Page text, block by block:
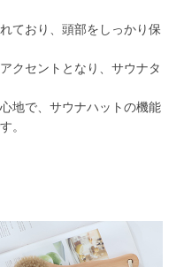
ており、頭部をしっかり保
クセントとなり、サウナタ
地で、サウナハットの機能
。